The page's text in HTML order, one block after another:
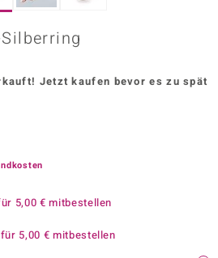
Jetzt kaufen bevor es zu spät
5,00 € mitbestellen
5,00 € mitbestellen